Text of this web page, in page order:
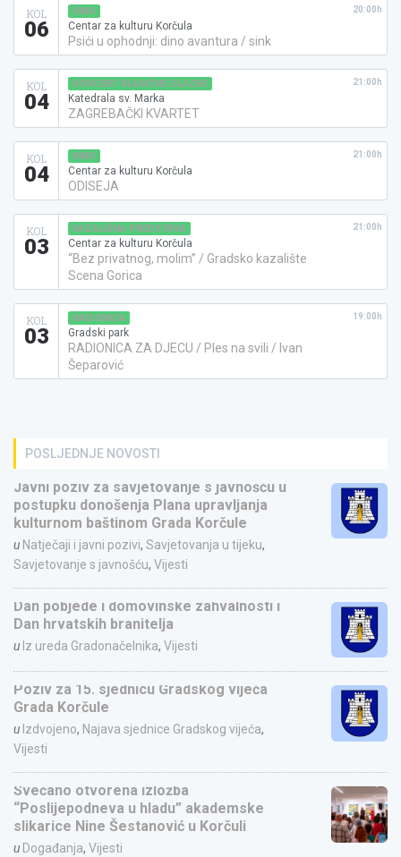
KOL
06
KINO
Centar za kulturu Korčula
Psići u ophodnji: dino avantura / sink
20:00h
KOL
04
KONCERT KLASIČNE GLAZBE
Katedrala sv. Marka
ZAGREBAČKI KVARTET
21:00h
KOL
04
KINO
Centar za kulturu Korčula
ODISEJA
21:00h
KOL
03
KAZALIŠNA PREDSTAVA
Centar za kulturu Korčula
“Bez privatnog, molim” / Gradsko kazalište
Scena Gorica
21:00h
KOL
03
RADIONICA
Gradski park
RADIONICA ZA DJECU / Ples na svili / Ivan
Šeparović
19:00h
POSLJEDNJE NOVOSTI
Javni poziv za savjetovanje s javnošću u
postupku donošenja Plana upravljanja
kulturnom baštinom Grada Korčule
u Natječaji i javni pozivi, Savjetovanja u tijeku,
Savjetovanje s javnošću, Vijesti
Dan pobjede i domovinske zahvalnosti i
Dan hrvatskih branitelja
u Iz ureda Gradonačelnika, Vijesti
Poziv za 15. sjednicu Gradskog vijeća
Grada Korčule
u Izdvojeno, Najava sjednice Gradskog vijeća,
Vijesti
Svečano otvorena izložba
“Poslijepodneva u hladu” akademske
slikarice Nine Šestanović u Korčuli
u Događanja, Vijesti